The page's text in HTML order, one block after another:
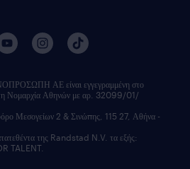
ΑΕ είναι εγγεγραμμένη στο
Νομαρχία Αθηνών με αρ. 32099/01/
Μεσογείων 2 & Σινώπης, 115 27, Αθήνα -
της Randstad N.V. τα εξής:
TALENT.